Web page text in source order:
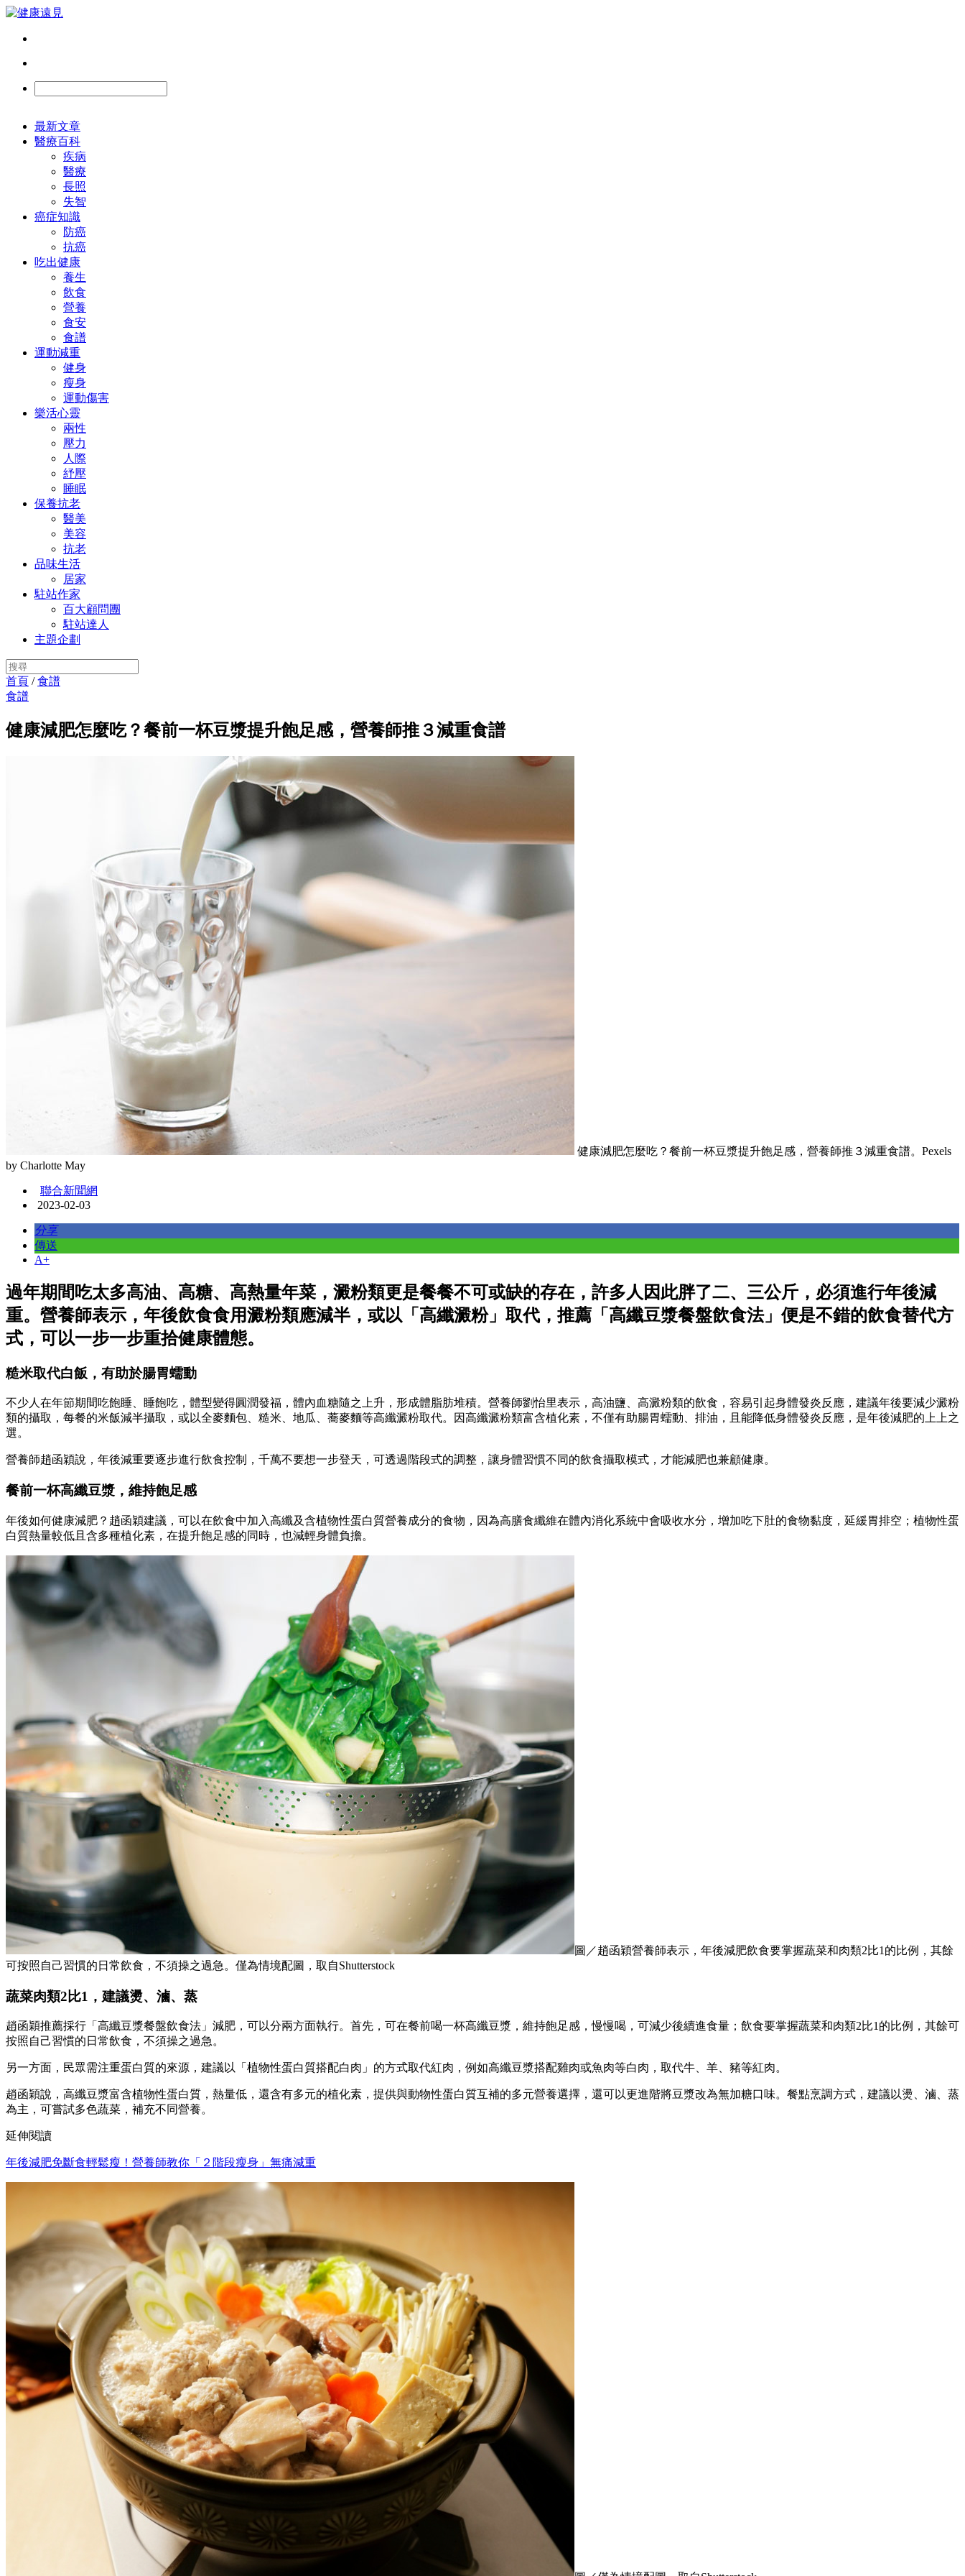
最新文章
醫療百科
疾病
醫療
長照
失智
癌症知識
防癌
抗癌
吃出健康
養生
飲食
營養
食安
食譜
運動減重
健身
瘦身
運動傷害
樂活心靈
兩性
壓力
人際
紓壓
睡眠
保養抗老
醫美
美容
抗老
品味生活
居家
駐站作家
百大顧問團
駐站達人
主題企劃
首頁 /食譜
食譜
健康減肥怎麼吃？餐前一杯豆漿提升飽足感，營養師推３減重食譜
健康減肥怎麼吃？餐前一杯豆漿提升飽足感，營養師推３減重食譜。Pexels
by Charlotte May
聯合新聞網
2023-02-03
分享
傳送
A+
過年期間吃太多高油、高糖、高熱量年菜，澱粉類更是餐餐不可或缺的存在，許多人因此胖了二、三公斤，必須進行年後減
重。營養師表示，年後飲食食用澱粉類應減半，或以「高纖澱粉」取代，推薦「高纖豆漿餐盤飲食法」便是不錯的飲食替代方
式，可以一步一步重拾健康體態。
糙米取代白飯，有助於腸胃蠕動
不少人在年節期間吃飽睡、睡飽吃，體型變得圓潤發福，體內血糖隨之上升，形成體脂肪堆積。營養師劉怡里表示，高油鹽、高澱粉類的飲食，容易引起身體發炎反應，建議年後要減少澱粉
類的攝取，每餐的米飯減半攝取，或以全麥麵包、糙米、地瓜、蕎麥麵等高纖澱粉取代。因高纖澱粉類富含植化素，不僅有助腸胃蠕動、排油，且能降低身體發炎反應，是年後減肥的上上之
選。
營養師趙函穎說，年後減重要逐步進行飲食控制，千萬不要想一步登天，可透過階段式的調整，讓身體習慣不同的飲食攝取模式，才能減肥也兼顧健康。
餐前一杯高纖豆漿，維持飽足感
年後如何健康減肥？趙函穎建議，可以在飲食中加入高纖及含植物性蛋白質營養成分的食物，因為高膳食纖維在體內消化系統中會吸收水分，增加吃下肚的食物黏度，延緩胃排空；植物性蛋
白質熱量較低且含多種植化素，在提升飽足感的同時，也減輕身體負擔。
圖／趙函穎營養師表示，年後減肥飲食要掌握蔬菜和肉類2比1的比例，其餘
可按照自己習慣的日常飲食，不須操之過急。僅為情境配圖，取自Shutterstock
蔬菜肉類2比1，建議燙、滷、蒸
趙函穎推薦採行「高纖豆漿餐盤飲食法」減肥，可以分兩方面執行。首先，可在餐前喝一杯高纖豆漿，維持飽足感，慢慢喝，可減少後續進食量；飲食要掌握蔬菜和肉類2比1的比例，其餘可
按照自己習慣的日常飲食，不須操之過急。
另一方面，民眾需注重蛋白質的來源，建議以「植物性蛋白質搭配白肉」的方式取代紅肉，例如高纖豆漿搭配雞肉或魚肉等白肉，取代牛、羊、豬等紅肉。
趙函穎說，高纖豆漿富含植物性蛋白質，熱量低，還含有多元的植化素，提供與動物性蛋白質互補的多元營養選擇，還可以更進階將豆漿改為無加糖口味。餐點烹調方式，建議以燙、滷、蒸
為主，可嘗試多色蔬菜，補充不同營養。
延伸閱讀
年後減肥免斷食輕鬆瘦！營養師教你「２階段瘦身」無痛減重